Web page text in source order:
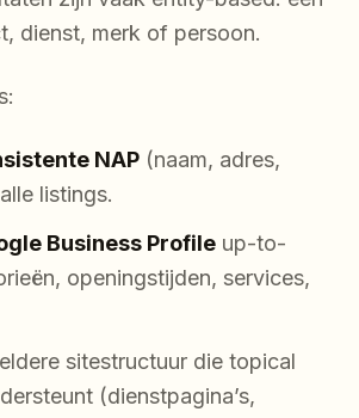
dienst, merk of persoon.
NAP (naam, adres,
listings.
Business Profile up-to-
openingstijden, services,
sitestructuur die topical
(dienstpagina’s,